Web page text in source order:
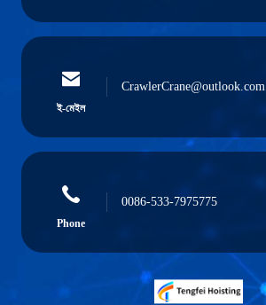
ই-মেইল
CrawlerCrane@outlook.com
Phone
0086-533-7975775